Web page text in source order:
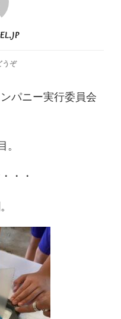
うぞ(職
験
パニー実行委員会
・・